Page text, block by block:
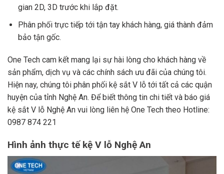
gian 2D, 3D trước khi lắp đặt.
Phân phối trực tiếp tới tận tay khách hàng, giá thành đảm
bảo tận gốc.
One Tech cam kết mang lại sự hài lòng cho khách hàng về
sản phẩm, dịch vụ và các chính sách ưu đãi của chúng tôi.
Hiện nay, chúng tôi phân phối kệ sắt V lỗ tới tất cả các quận
huyện của tỉnh Nghệ An. Để biết thông tin chi tiết và báo giá
kệ sắt V lỗ Nghệ An vui lòng liên hệ One Tech theo Hotline:
0987 874 221
Hình ảnh thực tế kệ V lỗ Nghệ An